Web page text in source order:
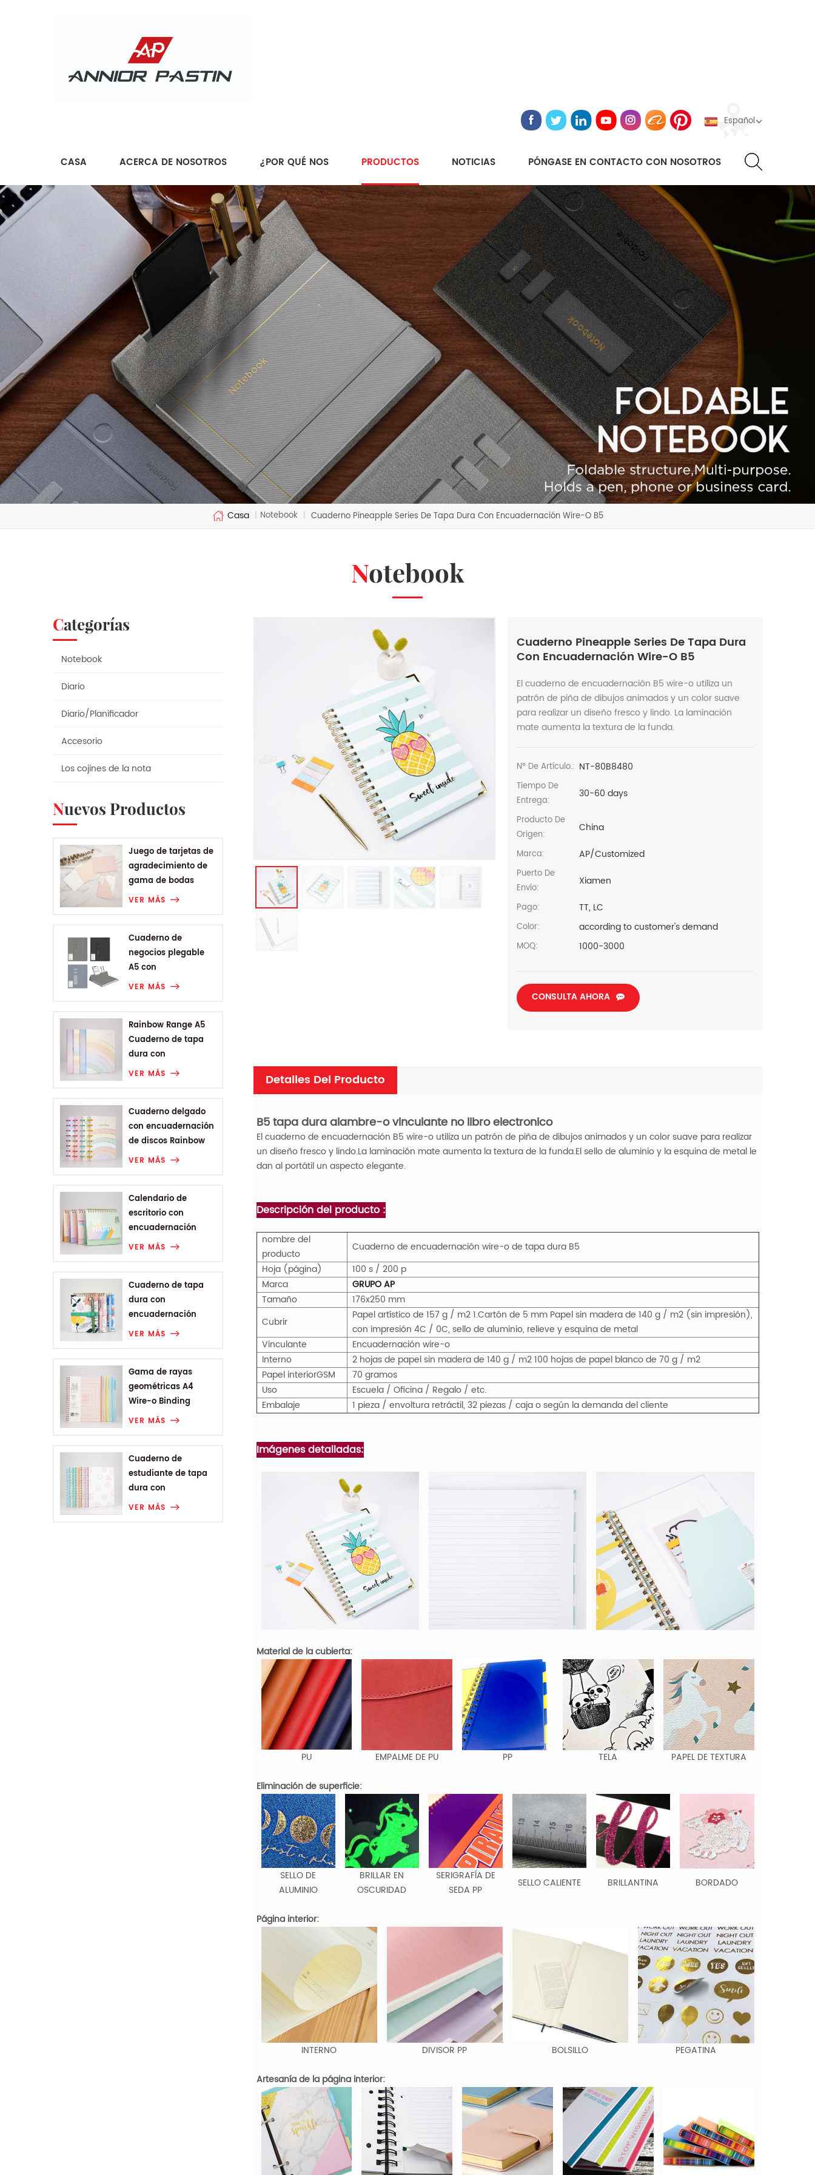
Español
CASA ACERCA DE NOSOTROS ¿POR QUÉ NOS PRODUCTOS NOTICIAS PÓNGASE EN CONTACTO CON NOSOTROS
Casa | Notebook | Cuaderno Pineapple Series De Tapa Dura Con Encuadernación Wire-O B5
Notebook
Categorías
Notebook
Diario
Diario/Planificador
Accesorio
Los cojines de la nota
Nuevos Productos
Juego de tarjetas de
agradecimiento de
gama de bodas
VER MÁS
Cuaderno de
negocios plegable
A5 con
encuadernación
VER MÁS
Rainbow Range A5
Cuaderno de tapa
dura con
encuadernación
VER MÁS
Cuaderno delgado
con encuadernación
de discos Rainbow
Range
VER MÁS
Calendario de
escritorio con
encuadernación
Wire-o de la gama
VER MÁS
Cuaderno de tapa
dura con
encuadernación
Wire-o A6 de Plant
VER MÁS
Gama de rayas
geométricas A4
Wire-o Binding
College Notebook
VER MÁS
Cuaderno de
estudiante de tapa
dura con
encuadernación en
VER MÁS
Cuaderno Pineapple Series De Tapa Dura
Con Encuadernación Wire-O B5
El cuaderno de encuadernación B5 wire-o utiliza un
patrón de piña de dibujos animados y un color suave
para realizar un diseño fresco y lindo. La laminación
mate aumenta la textura de la funda.
Nº De Artículo.: NT-80B8480
Tiempo De
Entrega:
30-60 days
Producto De
Origen:
China
Marca: AP/Customized
Puerto De
Envío:
Xiamen
Pago: TT, LC
Color: according to customer's demand
MOQ: 1000-3000
CONSULTA AHORA
Detalles Del Producto
B5 tapa duraalambre-ovinculantenolibro electronico
El cuaderno de encuadernación B5 wire-o utiliza un patrón de piña de dibujos animados y un color suave para realizar
un diseño fresco y lindo.La laminación mate aumenta la textura de la funda.El sello de aluminio y la esquina de metal le
dan al portátil un aspecto elegante.
Descripción del producto :
nombre del
producto
Cuaderno de encuadernación wire-o de tapa dura B5
Hoja (página)
100 s / 200 p
Marca
GRUPO AP
Tamaño
176x250 mm
Cubrir
Papel artístico de 157 g / m2 1.Cartón de 5 mm Papel sin madera de 140 g / m2 (sin impresión),
con impresión 4C / 0C, sello de aluminio, relieve y esquina de metal
Vinculante
Encuadernación wire-o
Interno
2 hojas de papel sin madera de 140 g / m2 100 hojas de papel blanco de 70 g / m2
Papel interiorGSM
70 gramos
Uso
Escuela / Oficina / Regalo / etc.
Embalaje
1 pieza / envoltura retráctil, 32 piezas / caja o según la demanda del cliente
Imágenes detalladas:
Material de la cubierta:
PU EMPALME DE PU PP TELA PAPEL DE TEXTURA
Eliminación de superficie:
SELLO DE
ALUMINIO
BRILLAR EN
OSCURIDAD
SERIGRAFÍA DE
SEDA PP
SELLO CALIENTE BRILLANTINA BORDADO
Página interior:
INTERNO DIVISOR PP BOLSILLO PEGATINA
Artesanía de la página interior: